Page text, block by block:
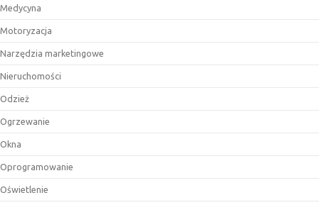
Medycyna
Motoryzacja
Narzędzia marketingowe
Nieruchomości
Odzież
Ogrzewanie
Okna
Oprogramowanie
Oświetlenie